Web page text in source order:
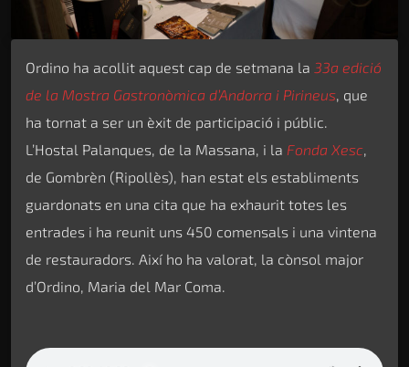
Ordino ha acollit aquest cap de setmana la 33a edició
de la Mostra Gastronòmica d’Andorra i Pirineus , que
ha tornat a ser un èxit de participació i públic.
L’Hostal Palanques, de la Massana, i la Fonda Xesc
de Gombrèn (Ripollès), han estat els establiments
guardonats en una cita que ha exhaurit totes les
entrades i ha reunit uns 450 comensals i una vintena
de restauradors. Així ho ha valorat, la cònsol major
d’Ordino, Maria del Mar Coma.